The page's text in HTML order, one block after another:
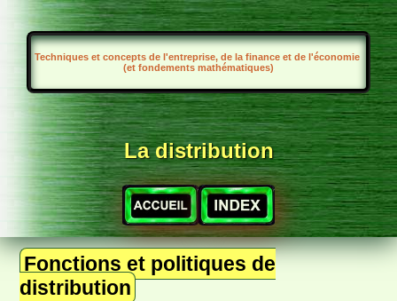
Techniques et concepts de l'entreprise, de la finance et de l'économie
(et fondements mathématiques)
La distribution
Fonctions et politiques de
distribution